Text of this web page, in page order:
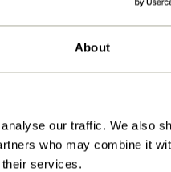
About
our traffic. We also
who may combine it
their services.